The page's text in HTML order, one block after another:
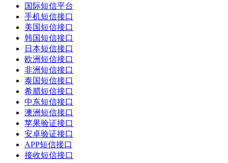
国际短信平台
手机短信接口
美国短信接口
韩国短信接口
日本短信接口
欧洲短信接口
非洲短信接口
泰国短信接口
希腊短信接口
中东短信接口
澳洲短信接口
苹果验证接口
安卓验证接口
APP短信接口
接收短信接口